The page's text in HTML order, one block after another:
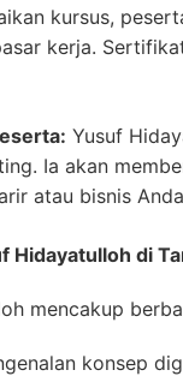
kursus,
kerja.
Yusuf
Ia akan
atau bisnis
Hidayatulloh di
mencakup
konsep